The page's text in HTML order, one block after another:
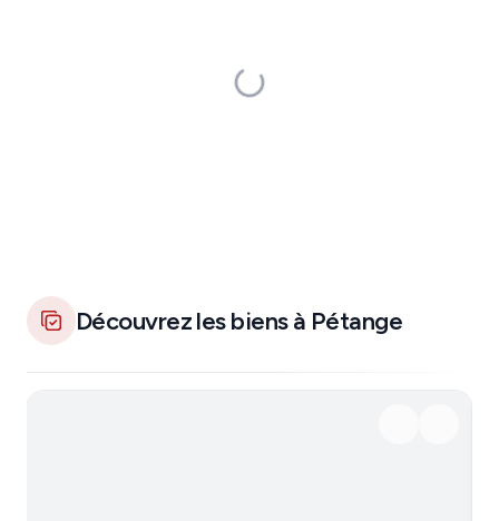
Découvrez les biens à Pétange